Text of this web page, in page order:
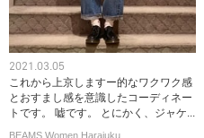
2021.03.05
これから上京しますー的なワクワク感
とおすまし感を意識したコーディネー
トです。 嘘です。 とにかく、ジャケ...
BEAMS Women Harajuku